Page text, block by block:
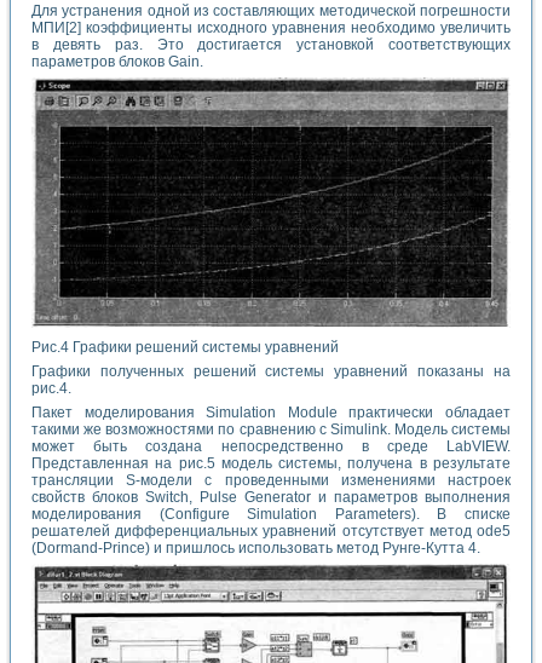
Для устранения одной из составляющих методической погрешности
МПИ[2] коэффициенты исходного уравнения необходимо увеличить
в девять раз. Это достигается установкой соответствующих
параметров блоков Gain.
Рис.4 Графики решений системы уравнений
Графики полученных решений системы уравнений показаны на
рис.4.
Пакет моделирования Simulation Module практически обладает
такими же возможностями по сравнению с Simulink. Модель системы
может быть создана непосредственно в среде LabVIEW.
Представленная на рис.5 модель системы, получена в результате
трансляции S-модели с проведенными изменениями настроек
свойств блоков Switch, Pulse Generator и параметров выполнения
моделирования (Configure Simulation Parameters). В списке
решателей дифференциальных уравнений отсутствует метод ode5
(Dormand-Prince) и пришлось использовать метод Рунге-Кутта 4.